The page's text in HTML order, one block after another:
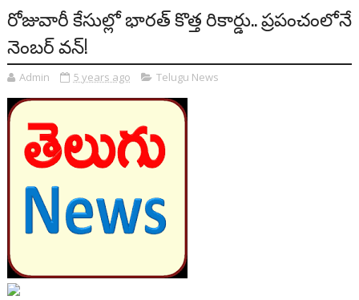
రోజువారీ కేసుల్లో భారత్ కొత్త రికార్డు.. ప్రపంచంలోనే
నెంబర్ వన్!
Admin 5 years ago Telugu News